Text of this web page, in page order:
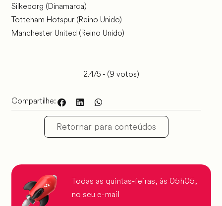
Silkeborg (Dinamarca)
Totteham Hotspur (Reino Unido)
Manchester United (Reino Unido)
2.4/5 - (9 votos)
Compartilhe:
Retornar para conteúdos
Todas as quintas-feiras, às 05h05,
no seu e-mail